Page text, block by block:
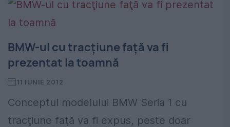
BMW-ul cu tracţiune faţă va fi
prezentat la toamnă
11 IUNIE 2012
Conceptul modelului BMW Seria 1 cu
tracţiune faţă va fi expus, peste doar